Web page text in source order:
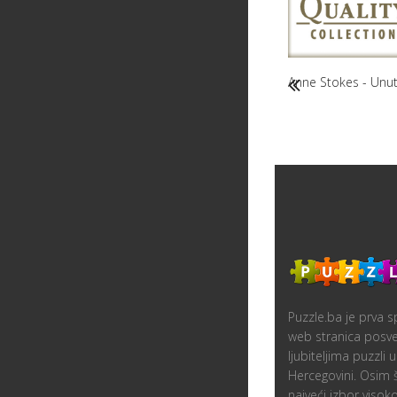
Anne Stokes -
Puzzle.ba je prva
web stranica
ljubiteljima puzzli
Hercegovini.